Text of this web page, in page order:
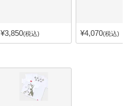
¥3,850 税込 ¥4,070 税込